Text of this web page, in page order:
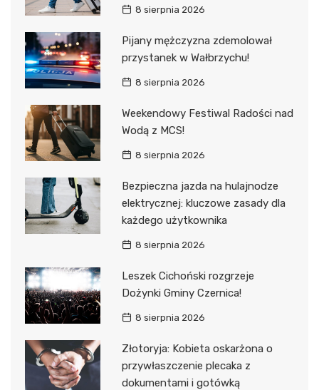
8 sierpnia 2026
Pijany mężczyzna zdemolował
przystanek w Wałbrzychu!
8 sierpnia 2026
Weekendowy Festiwal Radości nad
Wodą z MCS!
8 sierpnia 2026
Bezpieczna jazda na hulajnodze
elektrycznej: kluczowe zasady dla
każdego użytkownika
8 sierpnia 2026
Leszek Cichoński rozgrzeje
Dożynki Gminy Czernica!
8 sierpnia 2026
Złotoryja: Kobieta oskarżona o
przywłaszczenie plecaka z
dokumentami i gotówką